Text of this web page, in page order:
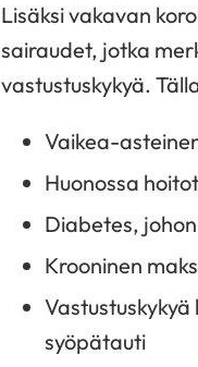
Lisäksi vakavan
sairaudet, jotka
vastustuskykyä.
Vaikea-
Huonossa
Diabetes,
Krooninen
syöpätauti